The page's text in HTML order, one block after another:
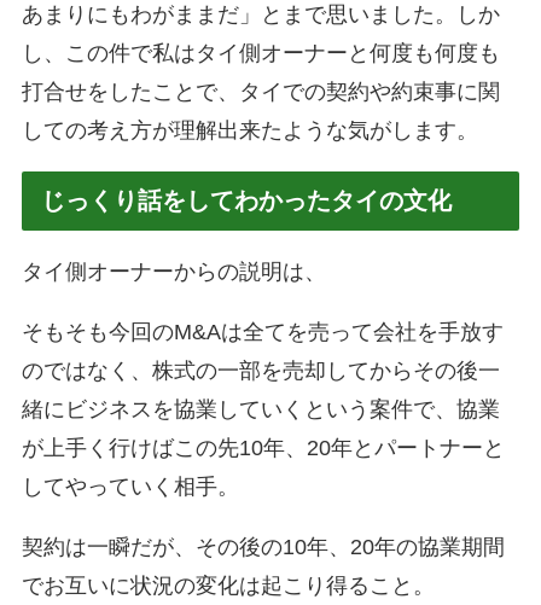
あまりにもわがままだ」とまで思いました。しか
し、この件で私はタイ側オーナーと何度も何度も
打合せをしたことで、タイでの契約や約束事に関
しての考え方が理解出来たような気がします。
じっくり話をしてわかったタイの文化
タイ側オーナーからの説明は、
そもそも今回のM&Aは全てを売って会社を手放す
のではなく、株式の一部を売却してからその後一
緒にビジネスを協業していくという案件で、協業
が上手く行けばこの先10年、20年とパートナーと
してやっていく相手。
契約は一瞬だが、その後の10年、20年の協業期間
でお互いに状況の変化は起こり得ること。